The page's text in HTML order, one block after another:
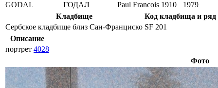
GODAL
ГОДАЛ Paul Francois 1910
1979
Кладбище
Код кладбища и ряд
Сербское кладбище близ Сан-Франциско SF 201
Описание
портрет 4028
Фото